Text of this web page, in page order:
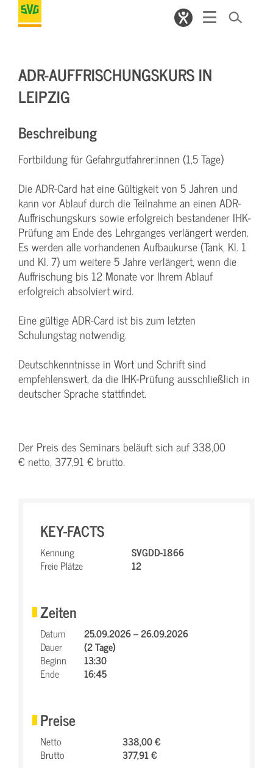
ADR-AUFFRISCHUNGSKURS IN
LEIPZIG
Beschreibung
Fortbildung für Gefahrgutfahrer:innen (1,5 Tage)
Die ADR-Card hat eine Gültigkeit von 5 Jahren und
kann vor Ablauf durch die Teilnahme an einen ADR-
Auffrischungskurs sowie erfolgreich bestandener IHK-
Prüfung am Ende des Lehrganges verlängert werden.
Es werden alle vorhandenen Aufbaukurse (Tank, Kl. 1
und Kl. 7) um weitere 5 Jahre verlängert, wenn die
Auffrischung bis 12 Monate vor Ihrem Ablauf
erfolgreich absolviert wird.
Eine gültige ADR-Card ist bis zum letzten
Schulungstag notwendig.
Deutschkenntnisse in Wort und Schrift sind
empfehlenswert, da die IHK-Prüfung ausschließlich in
deutscher Sprache stattfindet.
Der Preis des Seminars beläuft sich auf 338,00
€ netto, 377,91 € brutto.
KEY-FACTS
Kennung
SVGDD-1866
Freie Plätze
12
Zeiten
Datum
25.09.2026 – 26.09.2026
Dauer
(2 Tage)
Beginn
13:30
Ende
16:45
Preise
Netto
338,00 €
Brutto
377,91 €